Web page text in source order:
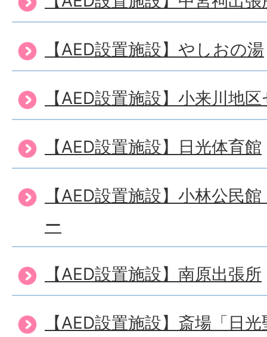
【AED設置施設】やしおの湯
【AED設置施設】小来川地
【AED設置施設】日光体育館
【AED設置施設】小林公民
ー
【AED設置施設】南原出張所
【AED設置施設】斎場「日